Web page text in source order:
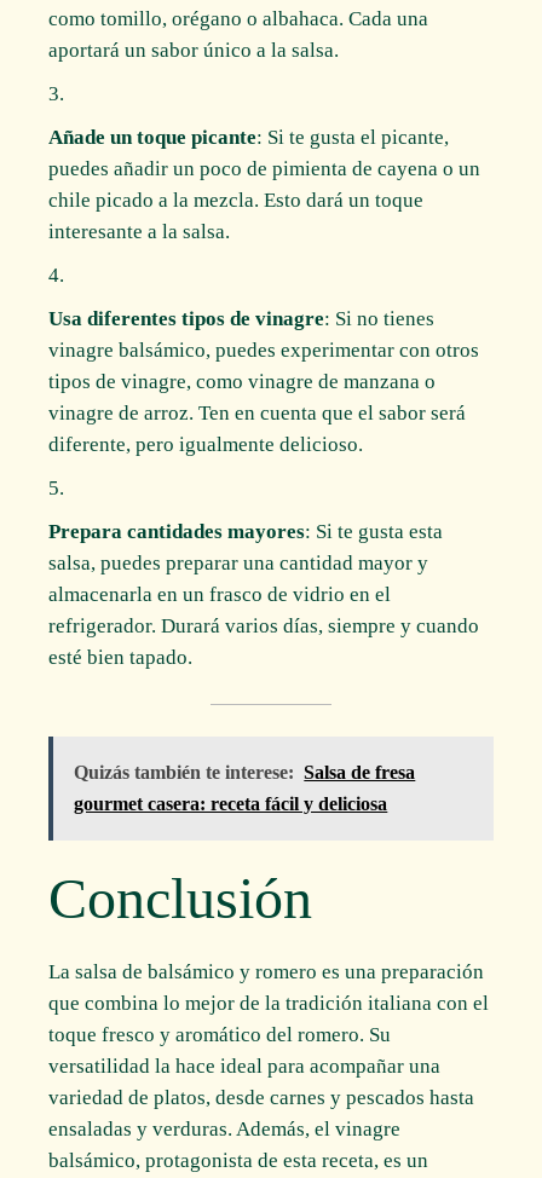
como tomillo, orégano o albahaca. Cada una
aportará un sabor único a la salsa.
Añade un toque picante: Si te gusta el picante,
puedes añadir un poco de pimienta de cayena o un
chile picado a la mezcla. Esto dará un toque
interesante a la salsa.
Usa diferentes tipos de vinagre: Si no tienes
vinagre balsámico, puedes experimentar con otros
tipos de vinagre, como vinagre de manzana o
vinagre de arroz. Ten en cuenta que el sabor será
diferente, pero igualmente delicioso.
Prepara cantidades mayores: Si te gusta esta
salsa, puedes preparar una cantidad mayor y
almacenarla en un frasco de vidrio en el
refrigerador. Durará varios días, siempre y cuando
esté bien tapado.
Quizás también te interese: Salsa de fresa
gourmet casera: receta fácil y deliciosa
Conclusión
La salsa de balsámico y romero es una preparación
que combina lo mejor de la tradición italiana con el
toque fresco y aromático del romero. Su
versatilidad la hace ideal para acompañar una
variedad de platos, desde carnes y pescados hasta
ensaladas y verduras. Además, el vinagre
balsámico, protagonista de esta receta, es un